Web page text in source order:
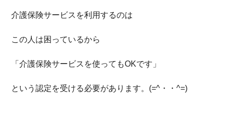
介護保険サービスを利用するのは
この人は困っているから
「介護保険サービスを使ってもOKです」
という認定を受ける必要があります。(=^・・^=)